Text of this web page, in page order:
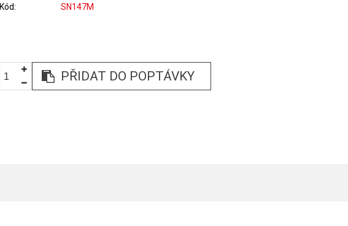
Kód SN147M
PŘIDAT DO POPTÁVKY